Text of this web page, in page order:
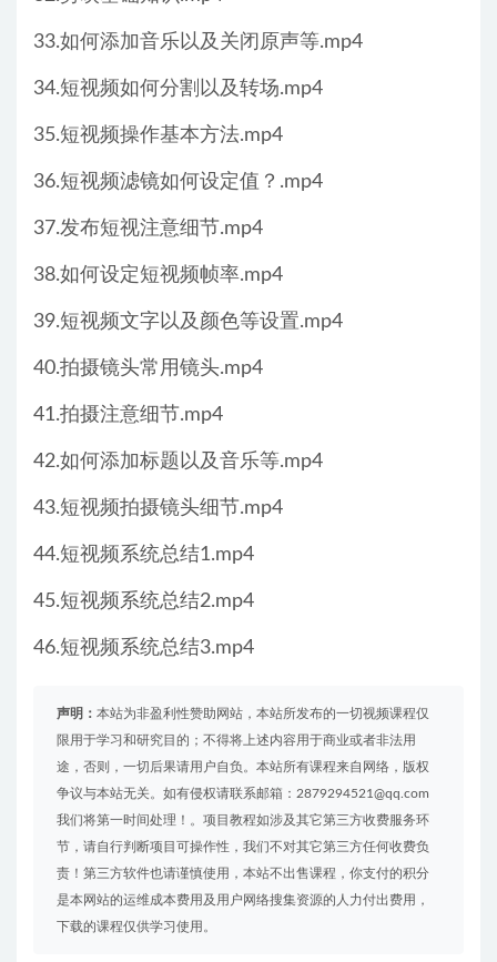
33.如何添加音乐以及关闭原声等.mp4
34.短视频如何分割以及转场.mp4
35.短视频操作基本方法.mp4
36.短视频滤镜如何设定值？.mp4
37.发布短视注意细节.mp4
38.如何设定短视频帧率.mp4
39.短视频文字以及颜色等设置.mp4
40.拍摄镜头常用镜头.mp4
41.拍摄注意细节.mp4
42.如何添加标题以及音乐等.mp4
43.短视频拍摄镜头细节.mp4
44.短视频系统总结1.mp4
45.短视频系统总结2.mp4
46.短视频系统总结3.mp4
声明： 本站为非盈利性赞助网站，本站所发布的一切视频课程仅
限用于学习和研究目的；不得将上述内容用于商业或者非法用
途，否则，一切后果请用户自负。本站所有课程来自网络，版权
争议与本站无关。如有侵权请联系邮箱：2879294521@qq.com
我们将第一时间处理！。项目教程如涉及其它第三方收费服务环
节，请自行判断项目可操作性，我们不对其它第三方任何收费负
责！第三方软件也请谨慎使用，本站不出售课程，你支付的积分
是本网站的运维成本费用及用户网络搜集资源的人力付出费用，
下载的课程仅供学习使用。